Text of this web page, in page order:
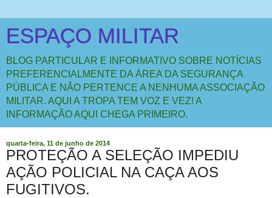
ESPAÇO MILITAR
BLOG PARTICULAR E INFORMATIVO SOBRE NOTÍCIAS
PREFERENCIALMENTE DA ÁREA DA SEGURANÇA
PÚBLICA E NÃO PERTENCE A NENHUMA ASSOCIAÇÃO
MILITAR. AQUI A TROPA TEM VOZ E VEZ! A
INFORMAÇÃO AQUI CHEGA PRIMEIRO.
quarta-feira, 11 de junho de 2014
PROTEÇÃO A SELEÇÃO IMPEDIU
AÇÃO POLICIAL NA CAÇA AOS
FUGITIVOS.